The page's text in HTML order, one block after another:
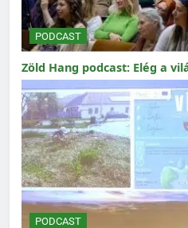
PODCAST
Zöld Hang podcast: Elég a
PODCAST